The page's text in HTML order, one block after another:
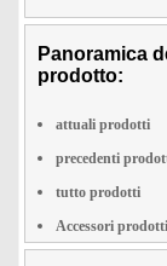
Panoramica
prodotto:
attuali prodotti
precedenti
tutto prodotti
Accessori prodotti